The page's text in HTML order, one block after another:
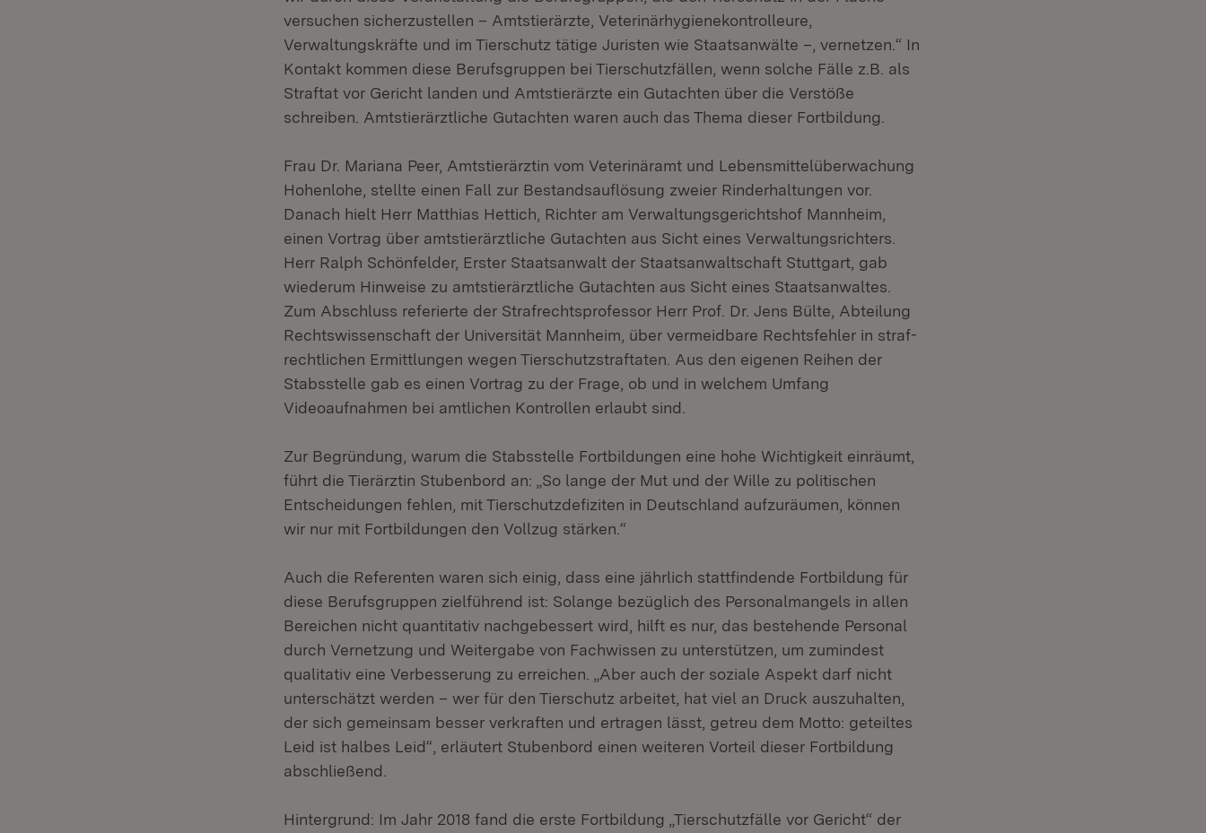
versuchen sicherzustellen – Amtstierärzte, Veterinärhygienekontrolleure,
Verwaltungskräfte und im Tierschutz tätige Juristen wie Staatsanwälte –, vernetzen.“ In
Kontakt kommen diese Berufsgruppen bei Tierschutzfällen, wenn solche Fälle z.B. als
Straftat vor Gericht landen und Amtstierärzte ein Gutachten über die Verstöße
schreiben. Amtstierärztliche Gutachten waren auch das Thema dieser Fortbildung.
Frau Dr. Mariana Peer, Amtstierärztin vom Veterinäramt und Lebensmittelüberwachung
Hohenlohe, stellte einen Fall zur Bestandsauflösung zweier Rinderhaltungen vor.
Danach hielt Herr Matthias Hettich, Richter am Verwaltungsgerichtshof Mannheim,
einen Vortrag über amtstierärztliche Gutachten aus Sicht eines Verwaltungsrichters.
Herr Ralph Schönfelder, Erster Staatsanwalt der Staatsanwaltschaft Stuttgart, gab
wiederum Hinweise zu amtstierärztliche Gutachten aus Sicht eines Staatsanwaltes.
Zum Abschluss referierte der Strafrechtsprofessor Herr Prof. Dr. Jens Bülte, Abteilung
Rechtswissenschaft der Universität Mannheim, über vermeidbare Rechtsfehler in straf-
rechtlichen Ermittlungen wegen Tierschutzstraftaten. Aus den eigenen Reihen der
Stabsstelle gab es einen Vortrag zu der Frage, ob und in welchem Umfang
Videoaufnahmen bei amtlichen Kontrollen erlaubt sind.
Zur Begründung, warum die Stabsstelle Fortbildungen eine hohe Wichtigkeit einräumt,
führt die Tierärztin Stubenbord an: „So lange der Mut und der Wille zu politischen
Entscheidungen fehlen, mit Tierschutzdefiziten in Deutschland aufzuräumen, können
wir nur mit Fortbildungen den Vollzug stärken.“
Auch die Referenten waren sich einig, dass eine jährlich stattfindende Fortbildung für
diese Berufsgruppen zielführend ist: Solange bezüglich des Personalmangels in allen
Bereichen nicht quantitativ nachgebessert wird, hilft es nur, das bestehende Personal
durch Vernetzung und Weitergabe von Fachwissen zu unterstützen, um zumindest
qualitativ eine Verbesserung zu erreichen. „Aber auch der soziale Aspekt darf nicht
unterschätzt werden – wer für den Tierschutz arbeitet, hat viel an Druck auszuhalten,
der sich gemeinsam besser verkraften und ertragen lässt, getreu dem Motto: geteiltes
Leid ist halbes Leid“, erläutert Stubenbord einen weiteren Vorteil dieser Fortbildung
abschließend.
Hintergrund: Im Jahr 2018 fand die erste Fortbildung „Tierschutzfälle vor Gericht“ der